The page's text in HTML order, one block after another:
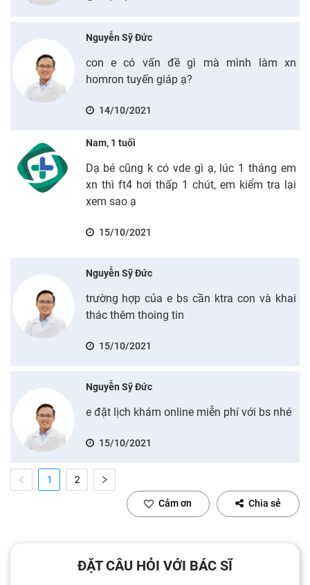
Nguyễn Sỹ Đức
con e có vấn đề gì mà mình làm xn
homron tuyến giáp ạ?
14/10/2021
Nam, 1 tuổi
Dạ bé cũng k có vde gì ạ, lúc 1 tháng em
xn thì ft4 hơi thấp 1 chút, em kiểm tra lại
xem sao ạ
15/10/2021
Nguyễn Sỹ Đức
trường hợp của e bs cần ktra con và khai
thác thêm thoing tin
15/10/2021
Nguyễn Sỹ Đức
e đặt lịch khám online miễn phí với bs nhé
15/10/2021
1 2
Cảm ơn Chia sẻ
ĐẶT CÂU HỎI VỚI BÁC SĨ